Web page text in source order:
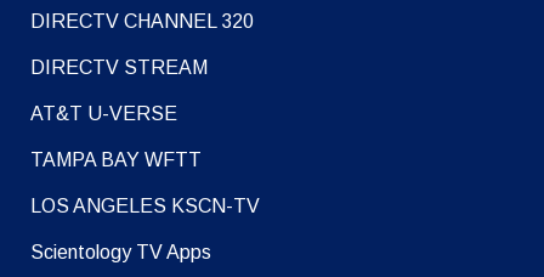
DIRECTV CHANNEL 320
DIRECTV STREAM
AT&T U-VERSE
TAMPA BAY WFTT
LOS ANGELES KSCN-TV
Scientology TV Apps